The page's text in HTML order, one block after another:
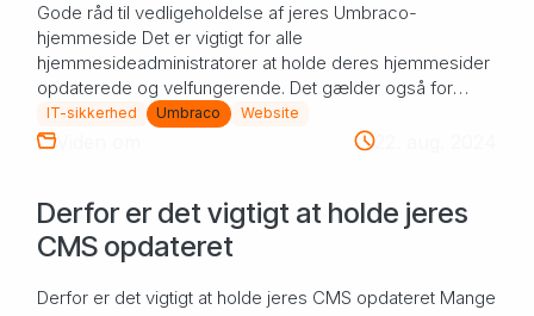
Gode råd til vedligeholdelse af jeres Umbraco-
hjemmeside Det er vigtigt for alle
hjemmesideadministratorer at holde deres hjemmesider
opdaterede og velfungerende. Det gælder også for
Umbraco-hjemmesid...
IT-sikkerhed Umbraco Website
Viden om 22. aug. 2024
Derfor er det vigtigt at holde jeres
CMS opdateret
Derfor er det vigtigt at holde jeres CMS opdateret Mange